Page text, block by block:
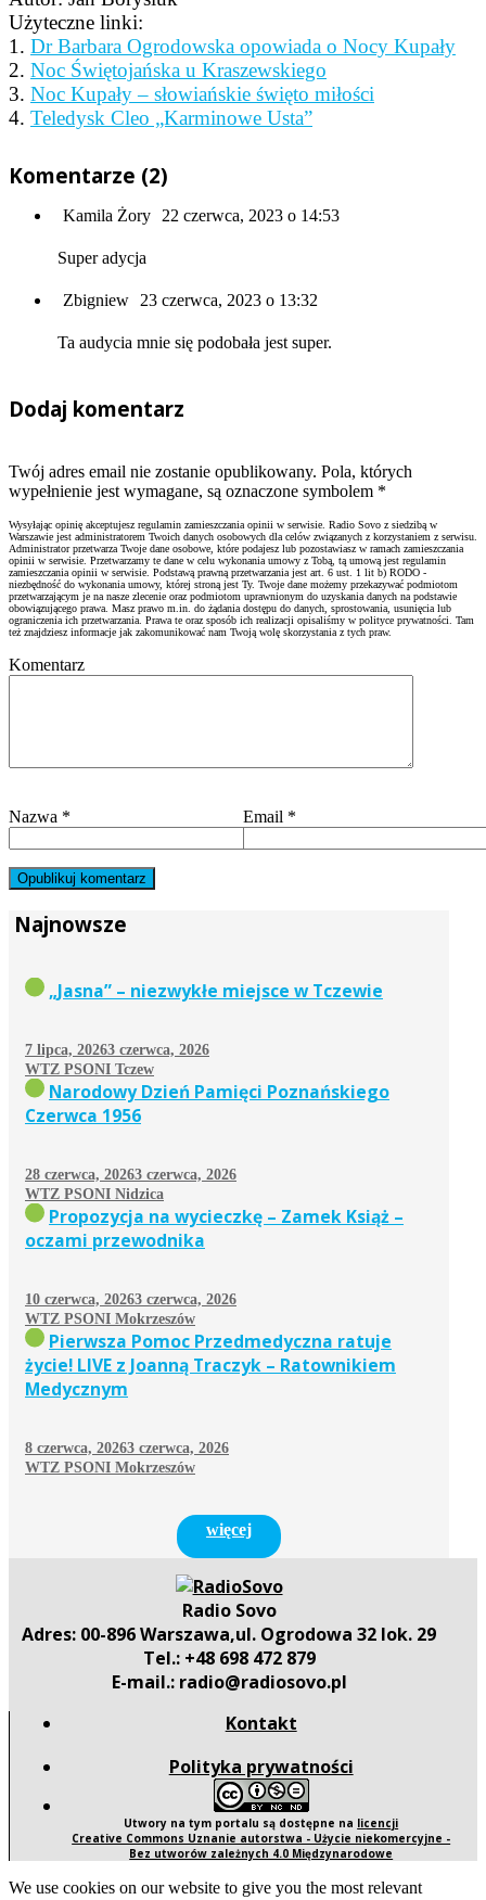
Użyteczne linki:
1. Dr Barbara Ogrodowska opowiada o Nocy Kupały
2. Noc Świętojańska u Kraszewskiego
3. Noc Kupały – słowiańskie święto miłości
4. Teledysk Cleo „Karminowe Usta”
Komentarze (2)
Kamila Żory 22 czerwca, 2023 o 14:53
Super adycja
Zbigniew 23 czerwca, 2023 o 13:32
Ta audycia mnie się podobała jest super.
Dodaj komentarz
Twój adres email nie zostanie opublikowany. Pola, których
wypełnienie jest wymagane, są oznaczone symbolem *
Wysyłając opinię akceptujesz regulamin zamieszczania opinii w serwisie. Radio Sovo z siedzibą w
Warszawie jest administratorem Twoich danych osobowych dla celów związanych z korzystaniem z serwisu.
Administrator przetwarza Twoje dane osobowe, które podajesz lub pozostawiasz w ramach zamieszczania
opinii w serwisie. Przetwarzamy te dane w celu wykonania umowy z Tobą, tą umową jest regulamin
zamieszczania opinii w serwisie. Podstawą prawną przetwarzania jest art. 6 ust. 1 lit b) RODO -
niezbędność do wykonania umowy, której stroną jest Ty. Twoje dane możemy przekazywać podmiotom
przetwarzającym je na nasze zlecenie oraz podmiotom uprawnionym do uzyskania danych na podstawie
obowiązującego prawa. Masz prawo m.in. do żądania dostępu do danych, sprostowania, usunięcia lub
ograniczenia ich przetwarzania. Prawa te oraz sposób ich realizacji opisaliśmy w polityce prywatności. Tam
też znajdziesz informacje jak zakomunikować nam Twoją wolę skorzystania z tych praw.
Komentarz
Nazwa * Email *
Najnowsze
„Jasna” – niezwykłe miejsce w Tczewie
7 lipca, 20263 czerwca, 2026
WTZ PSONI Tczew
Narodowy Dzień Pamięci Poznańskiego
Czerwca 1956
28 czerwca, 20263 czerwca, 2026
WTZ PSONI Nidzica
Propozycja na wycieczkę – Zamek Książ –
oczami przewodnika
10 czerwca, 20263 czerwca, 2026
WTZ PSONI Mokrzeszów
Pierwsza Pomoc Przedmedyczna ratuje
życie! LIVE z Joanną Traczyk – Ratownikiem
Medycznym
8 czerwca, 20263 czerwca, 2026
WTZ PSONI Mokrzeszów
więcej
Radio Sovo
Adres: 00-896 Warszawa,ul. Ogrodowa 32 lok. 29
Tel.: +48 698 472 879
E-mail.: radio@radiosovo.pl
Kontakt
Polityka prywatności
Utwory na tym portalu są dostępne na licencji
Creative Commons Uznanie autorstwa - Użycie niekomercyjne -
Bez utworów zależnych 4.0 Międzynarodowe
We use cookies on our website to give you the most relevant